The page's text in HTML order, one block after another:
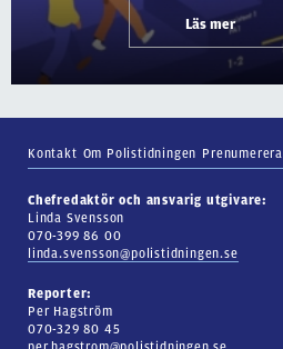
Läs mer
Kontakt Om Polistidningen Prenumerera
Chefredaktör och ansvarig utgivare:
Linda Svensson
070-399 86 00
linda.svensson@polistidningen.se
Reporter:
Per Hagström
070-329 80 45